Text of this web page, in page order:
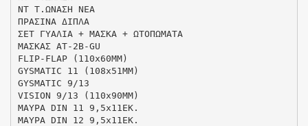
ΝΤ Τ.ΩΝΑΣΗ ΝΕΑ
ΠΡΑΣΙΝΑ ΔΙΠΛΑ
ΣΕΤ ΓΥΑΛΙΑ + ΜΑΣΚΑ + ΩΤΟΠΩΜΑΤΑ
ΜΑΣΚΑΣ ΑΤ-2Β-GU
FLIP-FLAP (110x60MM)
GYSMATIC 11 (108x51MM)
GYSMATIC 9/13
VISION 9/13 (110x90MM)
ΜΑΥΡΑ DIN 11 9,5x11ΕΚ.
ΜΑΥΡΑ DIN 12 9,5x11EK.